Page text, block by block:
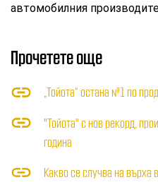
автомобилния
Прочетете още
„Тойота“ остана №1 по
"Тойота" с нов рекорд,
година
Какво се случва на върха